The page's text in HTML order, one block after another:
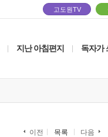
고도원TV
지난 아침편지 독자가
이전 목록 다음